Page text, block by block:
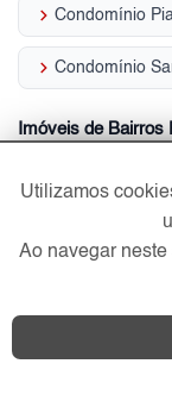
keyboard_arrow_right
keyboard_arrow_right
Imóveis de Bairros
keyboard_arrow_rightApartamentos
Casas Alto de
Casas Parada
Utilizamos
Ao navegar